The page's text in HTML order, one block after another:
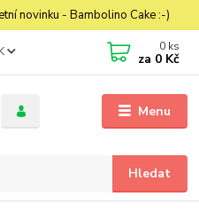
novinku - Bambolino Cake :-)
Menu
Hledat
0 ks
za 0 Kč